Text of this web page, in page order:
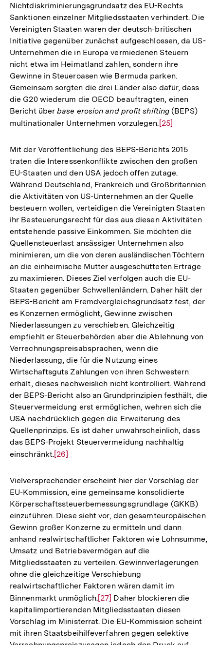
Nichtdiskriminierungsgrundsatz des EU-Rechts
Sanktionen einzelner Mitgliedsstaaten verhindert. Die
Vereinigten Staaten waren der deutsch-britischen
Initiative gegenüber zunächst aufgeschlossen, da US-
Unternehmen die in Europa vermiedenen Steuern
nicht etwa im Heimatland zahlen, sondern ihre
Gewinne in Steueroasen wie Bermuda parken.
Gemeinsam sorgten die drei Länder also dafür, dass
die G20 wiederum die OECD beauftragten, einen
Bericht überbase erosion and profit shifting (BEPS)
multinationaler Unternehmen vorzulegen. Zur
der
Fußnote
[25]
Mit der Veröffentlichung des BEPS-Berichts 2015
traten die Interessenkonflikte zwischen den großen
EU-Staaten und den USA jedoch offen zutage.
Während Deutschland, Frankreich und Großbritannien
die Aktivitäten von US-Unternehmen an der Quelle
besteuern wollen, verteidigen die Vereinigten Staaten
ihr Besteuerungsrecht für das aus diesen Aktivitäten
entstehende passive Einkommen. Sie möchten die
Quellensteuerlast ansässiger Unternehmen also
minimieren, um die von deren ausländischen Töchtern
an die einheimische Mutter ausgeschütteten Erträge
zu maximieren. Dieses Ziel verfolgen auch die EU-
Staaten gegenüber Schwellenländern. Daher hält der
BEPS-Bericht am Fremdvergleichsgrundsatz fest, der
es Konzernen ermöglicht, Gewinne zwischen
Niederlassungen zu verschieben. Gleichzeitig
empfiehlt er Steuerbehörden aber die Ablehnung von
Verrechnungspreisabsprachen, wenn die
Niederlassung, die für die Nutzung eines
Wirtschaftsguts Zahlungen von ihren Schwestern
erhält, dieses nachweislich nicht kontrolliert. Während
der BEPS-Bericht also an Grundprinzipien festhält, die
Steuervermeidung erst ermöglichen, wehren sich die
USA nachdrücklich gegen die Erweiterung des
Quellenprinzips. Es ist daher unwahrscheinlich, dass
das BEPS-Projekt Steuervermeidung nachhaltig
einschränkt.Zur
der
Fußnote
[26]
Vielversprechender erscheint hier der Vorschlag der
EU-Kommission, eine gemeinsame konsolidierte
Körperschaftssteuerbemessungsgrundlage (GKKB)
einzuführen. Diese sieht vor, den gesamteuropäischen
Gewinn großer Konzerne zu ermitteln und dann
anhand realwirtschaftlicher Faktoren wie Lohnsumme,
Umsatz und Betriebsvermögen auf die
Mitgliedsstaaten zu verteilen. Gewinnverlagerungen
ohne die gleichzeitige Verschiebung
realwirtschaftlicher Faktoren wären damit im
Binnenmarkt unmöglich.Zur
Auflösung
der
Fußnote
[27] Daher blockieren die
kapitalimportierenden Mitgliedsstaaten diesen
Vorschlag im Ministerrat. Die EU-Kommission scheint
mit ihren Staatsbeihilfeverfahren gegen selektive